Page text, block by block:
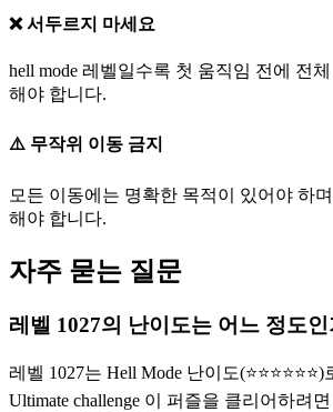
❌ 서두르지 마세요
hell mode 레벨일수록 첫 움직임 전에 전
해야 합니다.
⚠️ 무작위 이동 금지
모든 이동에는 명확한 목적이 있어야 하
해야 합니다.
자주 묻는 질문
레벨 1027의 난이도는 어느 정도인
레벨 1027는 Hell Mode 난이도
Ultimate challenge 이 퍼즐을 클리어하려